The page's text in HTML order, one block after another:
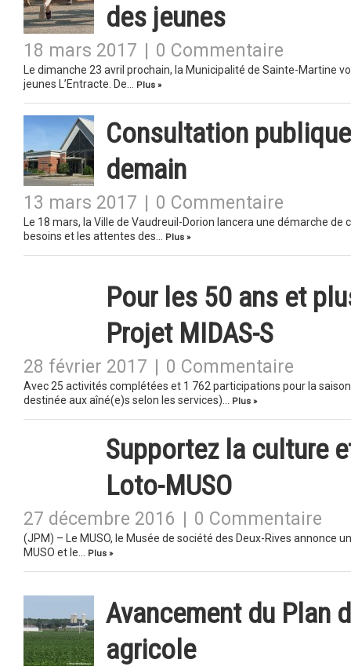
des jeunes
18 mars 2017 0 Commentaire
Le dimanche 23 avril prochain, la Municipalité de Sainte-Martine
jeunes L’Entracte. De…
Plus »
Consultation
demain
13 mars 2017 0 Commentaire
Le 18 mars, la Ville de Vaudreuil-Dorion lancera une démarche
besoins et les attentes des…
Plus »
Pour les 50 ans et
Projet MIDAS-S
28 février 2017 0 Commentaire
Avec 25 activités complétées et 1 762 participations pour la
destinée aux aîné(e)s selon les services)…
Plus »
Supportez la culture
Loto-MUSO
27 décembre 2016 0 Commentaire
(JPM) – Le MUSO, le Musée de société des Deux-Rives annonce
MUSO et le…
Plus »
Avancement du Plan
agricole